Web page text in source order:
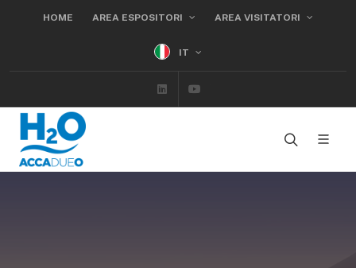
HOME AREA ESPOSITORI AREA VISITATORI
IT
Linkedin